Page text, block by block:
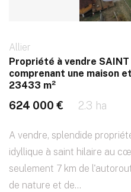
Allier
Propriété à vendre SAINT
comprenant une maison
23433 m²
624 000 € 2.3 ha
A vendre, splendide
idyllique à saint hilaire au
seulement 7 km de
de nature et de...